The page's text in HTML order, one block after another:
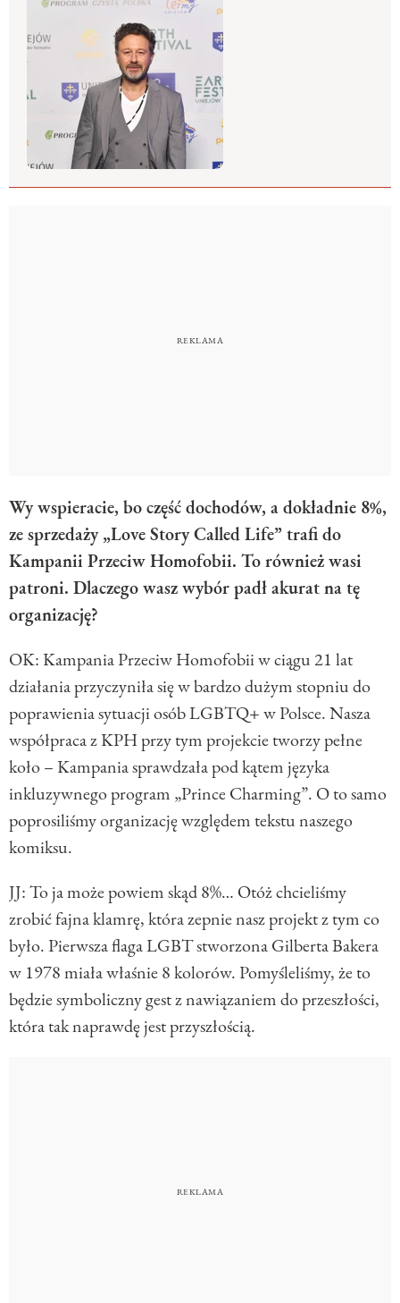
Wy wspieracie, bo część dochodów, a dokładnie 8%,
ze sprzedaży „Love Story Called Life” trafi do
Kampanii Przeciw Homofobii. To również wasi
patroni. Dlaczego wasz wybór padł akurat na tę
organizację?
OK: Kampania Przeciw Homofobii w ciągu 21 lat
działania przyczyniła się w bardzo dużym stopniu do
poprawienia sytuacji osób LGBTQ+ w Polsce. Nasza
współpraca z KPH przy tym projekcie tworzy pełne
koło – Kampania sprawdzała pod kątem języka
inkluzywnego program „Prince Charming”. O to samo
poprosiliśmy organizację względem tekstu naszego
komiksu.
JJ: To ja może powiem skąd 8%… Otóż chcieliśmy
zrobić fajna klamrę, która zepnie nasz projekt z tym co
było. Pierwsza flaga LGBT stworzona Gilberta Bakera
w 1978 miała właśnie 8 kolorów. Pomyśleliśmy, że to
będzie symboliczny gest z nawiązaniem do przeszłości,
która tak naprawdę jest przyszłością.